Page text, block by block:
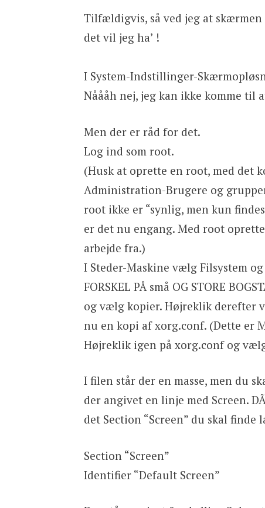
Tilfældigvis, så ved jeg at
det vil jeg ha’ !
I System-Indstillinger-
Nåååh nej, jeg kan ikke komme til
Men der er råd for det.
Log ind som root.
(Husk at oprette en root, med det
Administration-Brugere og
root ikke er “synlig, men kun
er det nu engang. Med root
arbejde fra.)
I Steder-Maskine vælg Filsystem
FORSKEL PÅ små OG STORE
og vælg kopier. Højreklik derefter
nu en kopi af xorg.conf. (Dette er
Højreklik igen på xorg.conf og
I filen står der en masse, men du
der angivet en linje med Screen.
det Section “Screen” du skal
Section “Screen”
Identifier “Default Screen”